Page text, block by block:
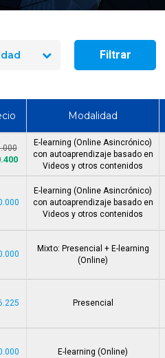
Filtrar
Modalidad
E-learning (Online Asincrónico)
con autoaprendizaje basado en
Videos y otros contenidos
E-learning (Online Asincrónico)
con autoaprendizaje basado en
Videos y otros contenidos
Mixto: Presencial + E-learning
(Online)
Presencial
E-learning (Online)